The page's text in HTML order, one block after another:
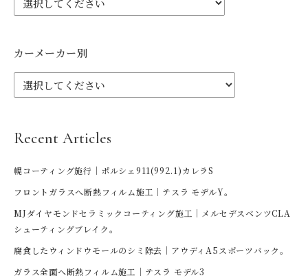
カーメーカー別
Recent Articles
幌コーティング施行｜ポルシェ911(992.1)カレラS
フロントガラスへ断熱フィルム施工｜テスラ モデルY。
MJダイヤモンドセラミックコーティング施工｜メルセデスベンツCLA
シューティングブレイク。
腐食したウィンドウモールのシミ除去｜アウディA5スポーツバック。
ガラス全面へ断熱フィルム施工｜テスラ モデル3